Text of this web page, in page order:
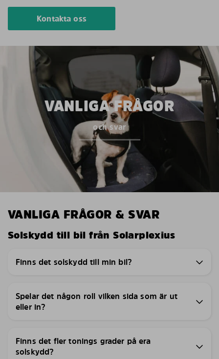
Kontakta oss
VANLIGA FRÅGOR
och svar
VANLIGA FRÅGOR & SVAR
Solskydd till bil från Solarplexius
Finns det solskydd till min bil?
Spelar det någon roll vilken sida som är ut
eller in?
Finns det fler tonings grader på era
solskydd?